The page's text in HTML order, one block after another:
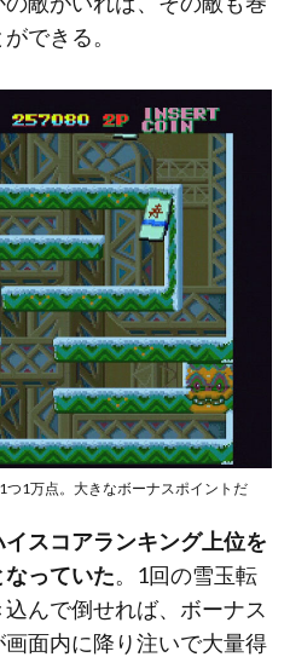
できる。
1万点。大きなボーナスポイントだ
スコアランキング上位を
っていた。1回の雪玉転
んで倒せれば、ボーナス
面内に降り注いで大量得